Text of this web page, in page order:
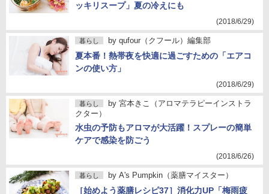
ッキリスープ」夏の冷えにも
(2018/6/29)
暮らし by qufour（クフール）編集部
夏本番！熱帯夜を快適に過ごすための「エアコ
ンの使い方」
(2018/6/29)
暮らし by 宮本きこ（アロマテラピーインストラ
クター）
水虫の予防もアロマが大活躍！スプレーの簡単
ケアで感染を防ごう
(2018/6/26)
暮らし by A's Pumpkin（薬膳マイスター）
［始めよう薬膳レシピ37］消化力UP「梅雨疲